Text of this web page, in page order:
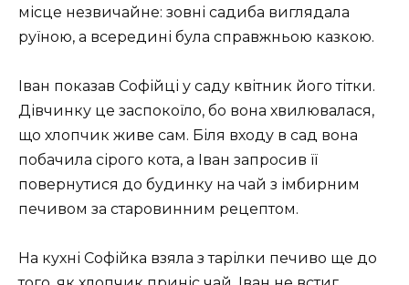
місце незвичайне: зовні садиба виглядала
руїною, а всередині була справжньою казкою.
Іван показав Софійці у саду квітник його тітки.
Дівчинку це заспокоїло, бо вона хвилювалася,
що хлопчик живе сам. Біля входу в сад вона
побачила сірого кота, а Іван запросив її
повернутися до будинку на чай з імбирним
печивом за старовинним рецептом.
На кухні Софійка взяла з тарілки печиво ще до